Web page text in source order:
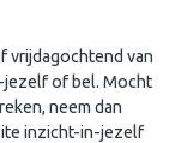
vrijdagochtend van
jezelf of bel. Mocht
neem dan
inzicht-in-jezelf